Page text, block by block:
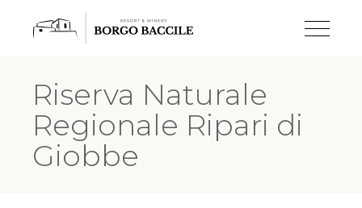
Riserva Naturale
Regionale Ripari di
Giobbe